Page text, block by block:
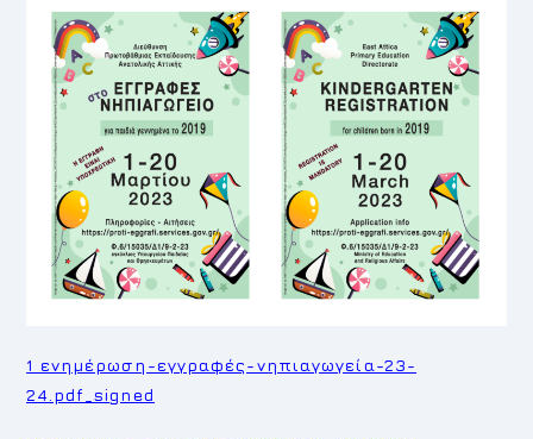
1 ενημέρωση-εγγραφές-νηπιαγωγεία-23-
24.pdf_signed